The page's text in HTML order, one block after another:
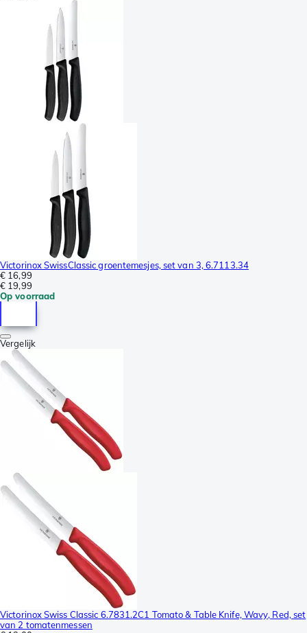
Victorinox SwissClassic groentemesjes, set van 3, 6.7113.34
€ 16,99
€ 19,99
Op voorraad
Vergelijk
Victorinox Swiss Classic 6.7831.2C1 Tomato & Table Knife, Wavy, Red, set
van 2 tomatenmessen